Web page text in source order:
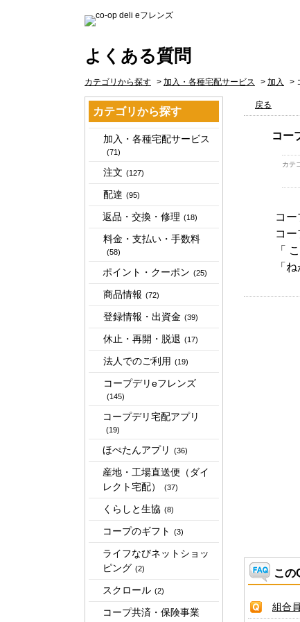
よくある質問
カテゴリから探す > 加入・各種宅配サービス > 加入 >
カテゴリから探す
加入・各種宅配サービス
(71)
注文 (127)
配達 (95)
返品・交換・修理 (18)
料金・支払い・手数料
(58)
ポイント・クーポン (25)
商品情報 (72)
登録情報・出資金 (39)
休止・再開・脱退 (17)
法人でのご利用 (19)
コープデリeフレンズ
(145)
コープデリ宅配アプリ
(19)
ほぺたんアプリ (36)
産地・工場直送便（ダイ
レクト宅配）
(37)
くらしと生協 (8)
コープのギフト (3)
ライフなびネットショッ
ピング (2)
スクロール (2)
コープ共済・保険事業
戻る
コー
カテ
コー
コ
「
「
この
組合